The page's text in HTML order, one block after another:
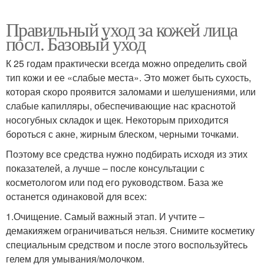
Правильный уход за кожей лица
посл. Базовый уход
К 25 годам практически всегда можно определить свой
тип кожи и ее «слабые места». Это может быть сухость,
которая скоро проявится заломами и шелушениями, или
слабые капилляры, обеспечивающие нас краснотой
носогубных складок и щек. Некоторым приходится
бороться с акне, жирным блеском, черными точками.
Поэтому все средства нужно подбирать исходя из этих
показателей, а лучше – после консультации с
косметологом или под его руководством. База же
останется одинаковой для всех:
1.Очищение. Самый важный этап. И учтите –
демакияжем ограничиваться нельзя. Снимите косметику
специальным средством и после этого воспользуйтесь
гелем для умывания/молочком.